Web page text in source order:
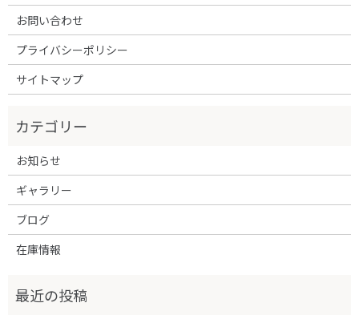
お問い合わせ
プライバシーポリシー
サイトマップ
お知らせ
ギャラリー
ブログ
在庫情報